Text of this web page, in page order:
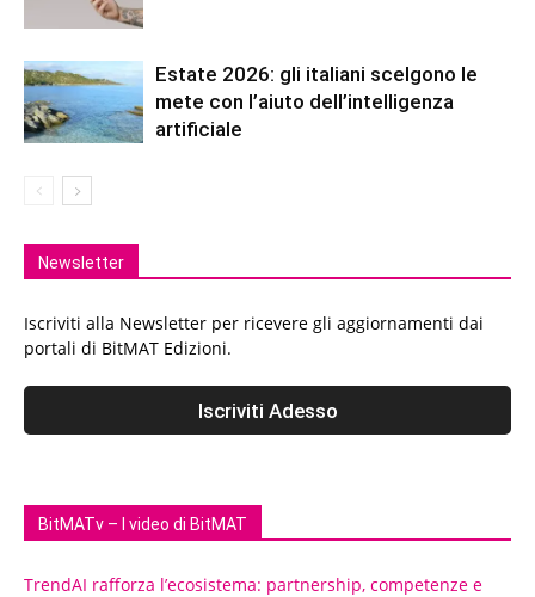
Estate 2026: gli italiani scelgono le
mete con l’aiuto dell’intelligenza
artificiale
Newsletter
Iscriviti alla Newsletter per ricevere gli aggiornamenti dai
portali di BitMAT Edizioni.
BitMATv – I video di BitMAT
TrendAI rafforza l’ecosistema: partnership, competenze e